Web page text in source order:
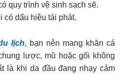
quy trình vệ sinh sạch sẽ.
có dấu hiệu tái phát.
lịch, bạn nên mang khăn cá
lược, mũ hoặc gối không
là khi da đầu đang nhạy cảm